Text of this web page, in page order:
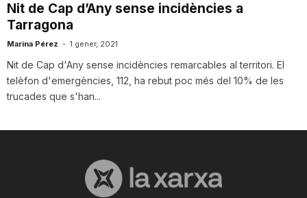
Nit de Cap d’Any sense incidències a
Tarragona
Marina Pérez - 1 gener, 2021
Nit de Cap d'Any sense incidències remarcables al territori. El
telèfon d'emergències, 112, ha rebut poc més del 10% de les
trucades que s'han...